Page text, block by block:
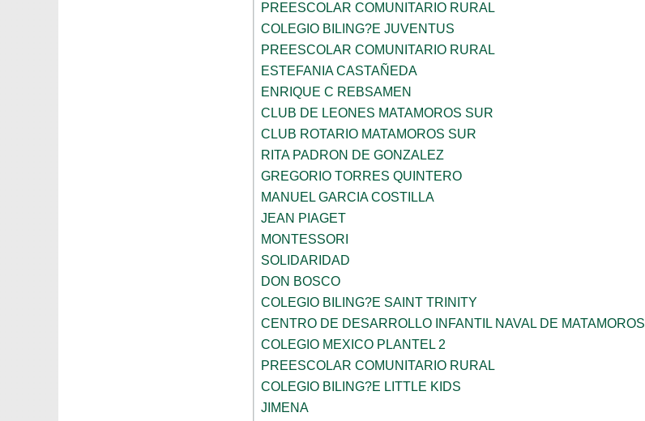
PREESCOLAR COMUNITARIO RURAL
COLEGIO BILING?E JUVENTUS
PREESCOLAR COMUNITARIO RURAL
ESTEFANIA CASTAÑEDA
ENRIQUE C REBSAMEN
CLUB DE LEONES MATAMOROS SUR
CLUB ROTARIO MATAMOROS SUR
RITA PADRON DE GONZALEZ
GREGORIO TORRES QUINTERO
MANUEL GARCIA COSTILLA
JEAN PIAGET
MONTESSORI
SOLIDARIDAD
DON BOSCO
COLEGIO BILING?E SAINT TRINITY
CENTRO DE DESARROLLO INFANTIL NAVAL DE MATAMOROS
COLEGIO MEXICO PLANTEL 2
PREESCOLAR COMUNITARIO RURAL
COLEGIO BILING?E LITTLE KIDS
JIMENA